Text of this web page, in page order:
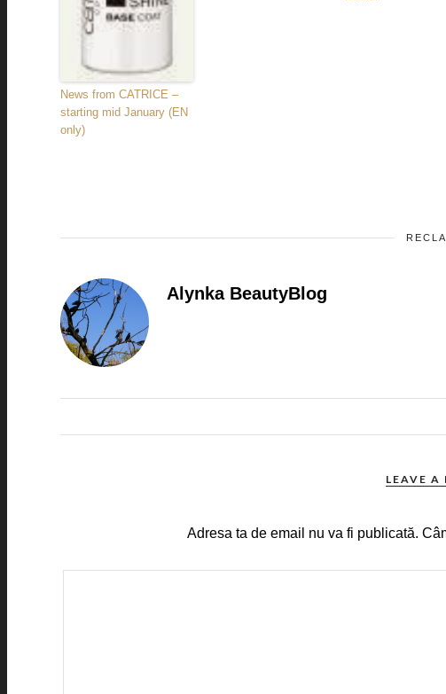
News from CATRICE –
starting mid January (EN
only)
Alynka BeautyBlog
LEAVE A
Adresa ta de email nu va fi publicată.